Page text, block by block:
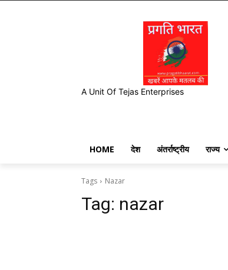
A Unit Of Tejas Enterprises
HOME देश अंतर्राष्ट्रीय राज्य
Tags Nazar
Tag: nazar